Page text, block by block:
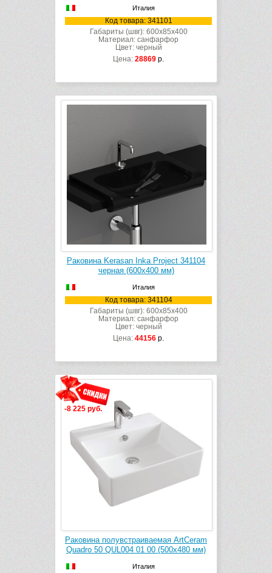
Италия
Код товара: 341101
Габариты (швг): 600x85x400
Материал: санфарфор
Цвет: черный
Цена: 28869 р.
Раковина Kerasan Inka Project 341104
черная (600х400 мм)
Италия
Код товара: 341104
Габариты (швг): 600x85x400
Материал: санфарфор
Цвет: черный
Цена: 44156 р.
-8 225 руб.
Раковина полувстраиваемая ArtCeram
Quadro 50 QUL004 01 00 (500х480 мм)
Италия